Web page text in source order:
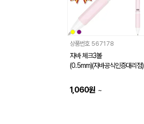
상품번호 567178
자바 체크3볼
(0.5mm)(자바공식인증대리점)
1,060원 ~